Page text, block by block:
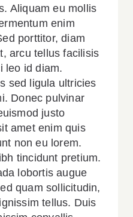
Aliquam eu mollis
enim
porttitor, diam
arcu tellus facilisis
leo id diam.
sed ligula ultricies
Donec pulvinar
justo
amet enim quis
non eu lorem.
tincidunt pretium.
lobortis augue
quam sollicitudin,
tellus. Duis